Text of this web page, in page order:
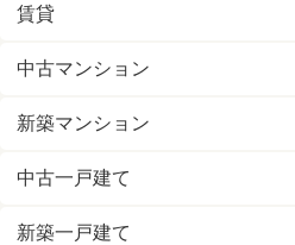
賃貸
中古マンション
新築マンション
中古一戸建て
新築一戸建て